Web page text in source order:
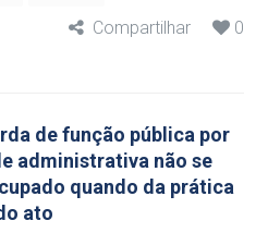
Compartilhar
0
de função pública por
administrativa não se
quando da prática
ato